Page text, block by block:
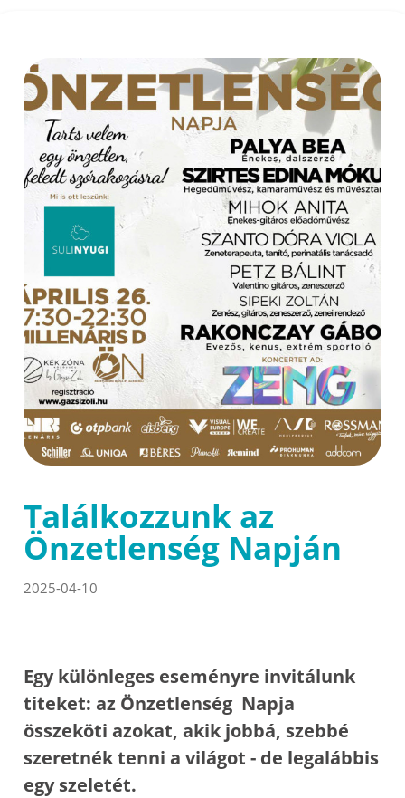
Találkozzunk az
Önzetlenség Napján
2025-04-10
Egy különleges eseményre invitálunk
titeket: az Önzetlenség Napja
összeköti azokat, akik jobbá, szebbé
szeretnék tenni a világot - de legalábbis
egy szeletét.